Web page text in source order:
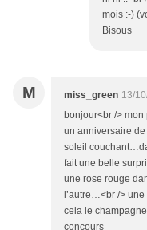
mois :-)
Bisous
M miss_green 13/
bonjour<br />
un anniversaire
soleil
fait une belle
une rose rouge
l’autre…<br />
cela le
concours